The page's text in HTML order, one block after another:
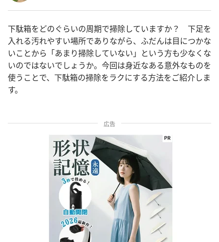
下駄箱をどのぐらいの周期で掃除していますか？ 下足を
入れる汚れやすい場所でありながら、ふだんは目につかな
いことから「あまり掃除していない」という方も少なくな
いのではないでしょうか。今回は身近なある意外なものを
使うことで、下駄箱の掃除をラクにする方法をご紹介しま
す。
広告